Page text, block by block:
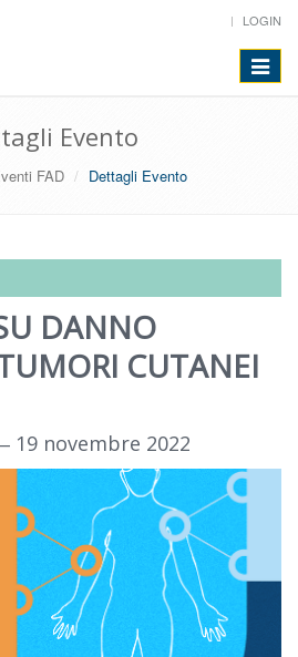
LOGIN
Toggle
Evento
FAD Dettagli Evento
DANNO
CUTANEI
19 novembre 2022